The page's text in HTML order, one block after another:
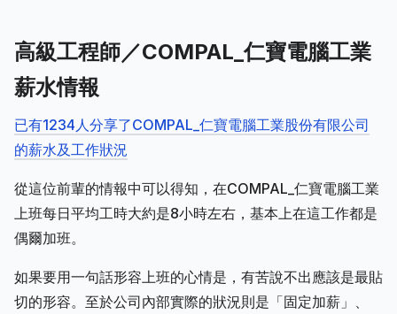
高級工程師／COMPAL_仁寶電腦工業
薪水情報
已有1234人分享了COMPAL_仁寶電腦工業股份有限公司
的薪水及工作狀況
從這位前輩的情報中可以得知，在COMPAL_仁寶電腦工業
上班每日平均工時大約是8小時左右，基本上在這工作都是
偶爾加班。
如果要用一句話形容上班的心情是，有苦說不出應該是最貼
切的形容。至於公司內部實際的狀況則是「固定加薪」、